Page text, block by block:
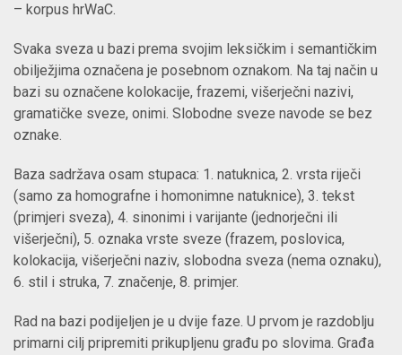
– korpus hrWaC.
Svaka sveza u bazi prema svojim leksičkim i semantičkim
obilježjima označena je posebnom oznakom. Na taj način u
bazi su označene kolokacije, frazemi, višerječni nazivi,
gramatičke sveze, onimi. Slobodne sveze navode se bez
oznake.
Baza sadržava osam stupaca: 1. natuknica, 2. vrsta riječi
(samo za homografne i homonimne natuknice), 3. tekst
(primjeri sveza), 4. sinonimi i varijante (jednorječni ili
višerječni), 5. oznaka vrste sveze (frazem, poslovica,
kolokacija, višerječni naziv, slobodna sveza (nema oznaku),
6. stil i struka, 7. značenje, 8. primjer.
Rad na bazi podijeljen je u dvije faze. U prvom je razdoblju
primarni cilj pripremiti prikupljenu građu po slovima. Građa